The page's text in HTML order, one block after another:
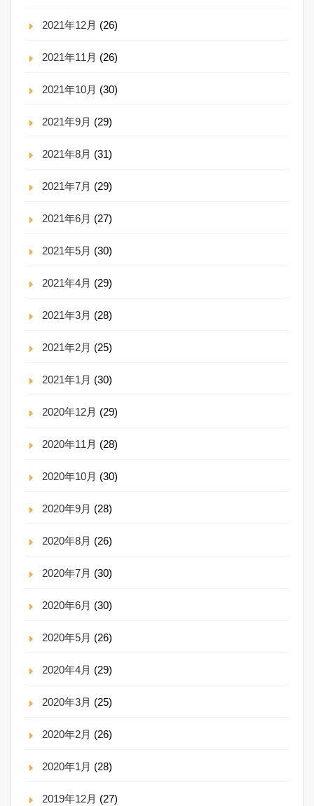
2021年12月 (26)
2021年11月 (26)
2021年10月 (30)
2021年9月 (29)
2021年8月 (31)
2021年7月 (29)
2021年6月 (27)
2021年5月 (30)
2021年4月 (29)
2021年3月 (28)
2021年2月 (25)
2021年1月 (30)
2020年12月 (29)
2020年11月 (28)
2020年10月 (30)
2020年9月 (28)
2020年8月 (26)
2020年7月 (30)
2020年6月 (30)
2020年5月 (26)
2020年4月 (29)
2020年3月 (25)
2020年2月 (26)
2020年1月 (28)
2019年12月 (27)